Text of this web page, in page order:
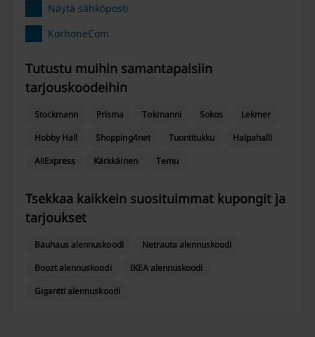
Näytä sähköposti
KorhoneCom
Tutustu muihin samantapaisiin ​​
tarjouskoodeihin
Stockmann Prisma Tokmanni Sokos
Lekmer
Hobby Hall
Shopping4net Tuontitukku
Halpahalli
AliExpress
Kärkkäinen Temu
Tsekkaa kaikkein suosituimmat kupongit ja
tarjoukset
Bauhaus alennuskoodi
Netrauta alennuskoodi
Boozt alennuskoodi
IKEA alennuskoodi
Gigantti alennuskoodi